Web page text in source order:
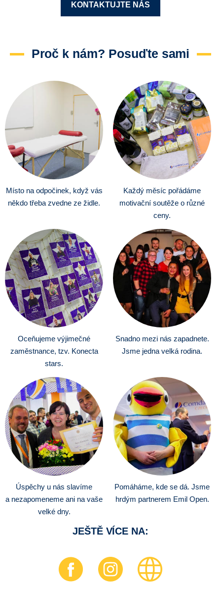
KONTAKTUJTE NÁS
Proč k nám? Posuďte sami
Místo na odpočinek, když vás
někdo třeba zvedne ze židle.
Každý měsíc pořádáme
motivační soutěže o různé
ceny.
Oceňujeme výjimečné
zaměstnance, tzv. Konecta
stars.
Snadno mezi nás zapadnete.
Jsme jedna velká rodina.
Úspěchy u nás slavíme
a nezapomeneme ani na vaše
velké dny.
Pomáháme, kde se dá. Jsme
hrdým partnerem Emil Open.
JEŠTĚ VÍCE NA:
Facebook Instagram